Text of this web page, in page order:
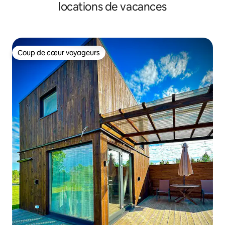
locations de vacances
Coup de cœur voyageurs
Coup de cœur voyageurs